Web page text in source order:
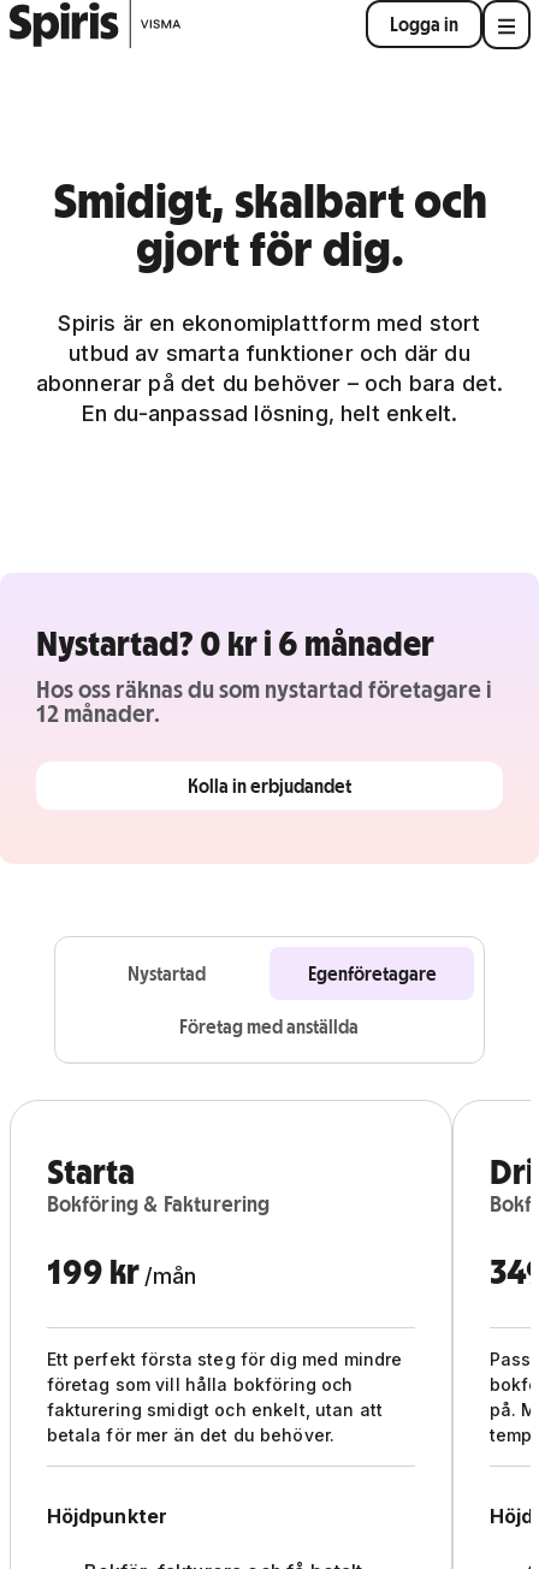
Logga in
Smidigt, skalbart och
gjort för dig.
Spiris är en ekonomiplattform med stort
utbud av smarta funktioner och där du
abonnerar på det du behöver – och bara det.
En du-anpassad lösning, helt enkelt.
Nystartad? 0 kr i 6 månader
Hos oss räknas du som nystartad företagare i
12 månader.
Kolla in erbjudandet
Nystartad Egenföretagare
Företag med anställda
Starta
Bokföring & Fakturering
199 kr /mån
Ett perfekt första steg för dig med mindre
företag som vill hålla bokföring och
fakturering smidigt och enkelt, utan att
betala för mer än det du behöver.
Höjdpunkter
på.